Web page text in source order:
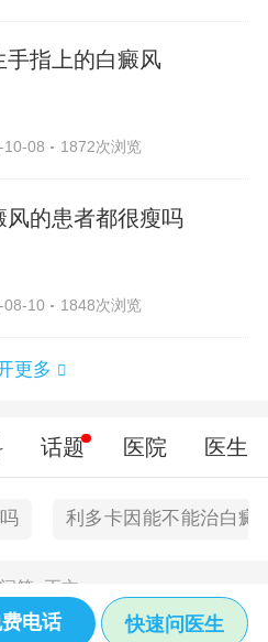
手指上的白癜风
10-08 1872次浏览
风的患者都很瘦吗
08-10 1848次浏览
更多
话题 医院 医生
利多卡因能不能治白癜
答> 正文
电话 快速问医生